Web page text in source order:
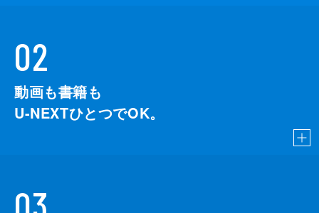
02
動画も書籍も
U-NEXTひとつでOK。